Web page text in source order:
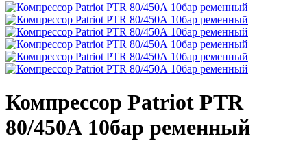
Компрессор Patriot PTR
80/450А 10бар ременный